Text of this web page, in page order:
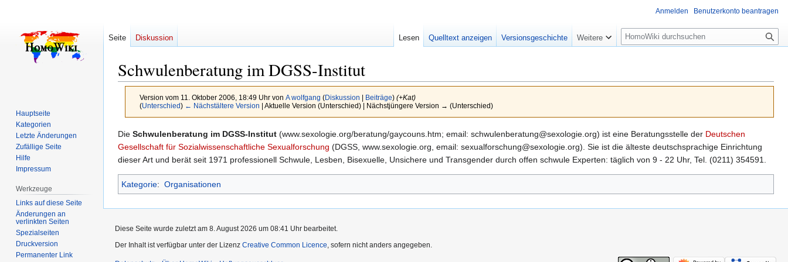
Schwulenberatung im DGSS-Institut
Version vom 11. Oktober 2006, 18:49 Uhr von A wolfgang (Diskussion Beiträge) (+Kat)
(Unterschied) ← Nächstältere Version | Aktuelle Version (Unterschied) | Nächstjüngere Version → (Unterschied)
Zur
Navigation
springen
Zur
Suche
springen
Die Schwulenberatung im DGSS-Institut (www.sexologie.org/beratung/gaycouns.htm; email: schwulenberatung@sexologie.org) ist eine Beratungsstelle der Deutschen
Gesellschaft für Sozialwissenschaftliche Sexualforschung (DGSS, www.sexologie.org, email: sexualforschung@sexologie.org). Sie ist die älteste deutschsprachige Einrichtung
dieser Art und berät seit 1971 professionell Schwule, Lesben, Bisexuelle, Unsichere und Transgender durch offen schwule Experten: täglich von 9 - 22 Uhr, Tel. (0211) 354591.
Kategorie: Organisationen
Anmelden Benutzerkonto beantragen
Seite Diskussion Lesen Quelltext anzeigen Versionsgeschichte Weitere
Suche
Hauptseite
Kategorien
Letzte Änderungen
Zufällige Seite
Hilfe
Impressum
Werkzeuge
Links auf diese Seite
Änderungen an
verlinkten Seiten
Spezialseiten
Druckversion
Permanenter Link
Diese Seite wurde zuletzt am 8. August 2026 um 08:41 Uhr bearbeitet.
Der Inhalt ist verfügbar unter der Lizenz Creative Common Licence , sofern nicht anders angegeben.